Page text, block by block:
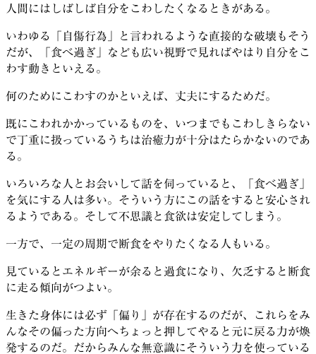
人間にはしばしば自分をこわしたくなるときがある。
いわゆる「自傷行為」と言われるような直接的な破壊もそう
だが、「食べ過ぎ」なども広い視野で見ればやはり自分をこ
わす動きといえる。
何のためにこわすのかといえば、丈夫にするためだ。
既にこわれかかっているものを、いつまでもこわしきらない
で丁重に扱っているうちは治癒力が十分はたらかないのであ
る。
いろいろな人とお会いして話を伺っていると、「食べ過ぎ」
を気にする人は多い。そういう方にこの話をすると安心され
るようである。そして不思議と食欲は安定してしまう。
一方で、一定の周期で断食をやりたくなる人もいる。
見ているとエネルギーが余ると過食になり、欠乏すると断食
に走る傾向がつよい。
生きた身体には必ず「偏り」が存在するのだが、これらをみ
んなその偏った方向へちょっと押してやると元に戻る力が煥
発するのだ。だからみんな無意識にそういう力を使っている